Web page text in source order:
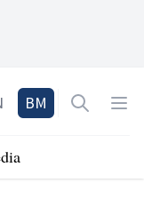
BM Open